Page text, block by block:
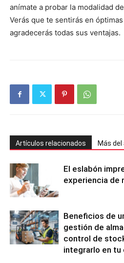
anímate a probar la modalidad
Verás que te sentirás en
agradecerás todas sus ventajas.
Artículos relacionados Más
El eslabón
experiencia de
Beneficios de
gestión de
control de
integrarlo en tu